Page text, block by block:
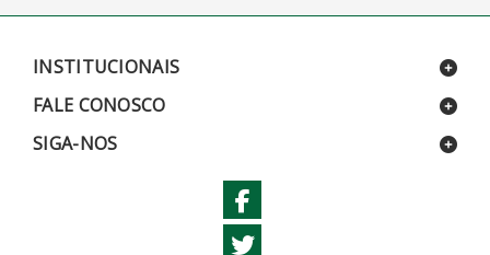
INSTITUCIONAIS
FALE CONOSCO
SIGA-NOS